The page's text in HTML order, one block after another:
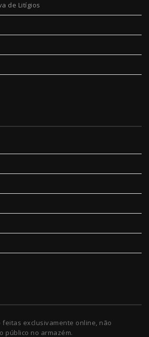
de Litígios
feitas exclusivamente online, não
público no armazém.